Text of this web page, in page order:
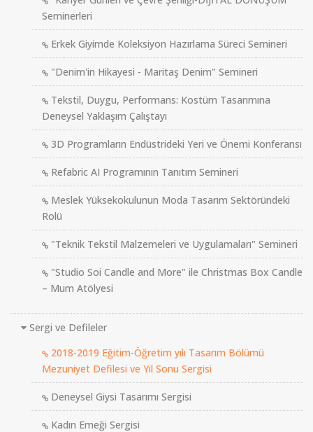
Seminerleri
Erkek Giyimde Koleksiyon Hazırlama Süreci Semineri
"Denim'in Hikayesi - Maritaş Denim" Semineri
Tekstil, Duygu, Performans: Kostüm Tasarımına
Deneysel Yaklaşım Çalıştayı
3D Programların Endüstrideki Yeri ve Önemi Konferansı
Refabric AI Programının Tanıtım Semineri
Meslek Yüksekokulunun Moda Tasarım Sektöründeki
Rolü
"Teknik Tekstil Malzemeleri ve Uygulamaları" Semineri
"Studio Soi Candle and More" ile Christmas Box Candle
– Mum Atölyesi
Sergi ve Defileler
2018-2019 Eğitim-Öğretim yılı Tasarım Bölümü
Mezuniyet Defilesi ve Yıl Sonu Sergisi
Deneysel Giysi Tasarımı Sergisi
Kadın Emeği Sergisi